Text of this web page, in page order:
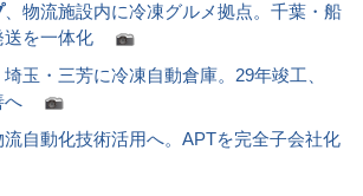
、物流施設内に冷凍グルメ拠点。千葉・船
送を一体化
埼玉・三芳に冷凍自動倉庫。29年竣工、
へ
流自動化技術活用へ。APTを完全子会社化